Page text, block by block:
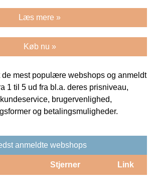
Læs mere »
Køb nu »
mest populære webshops og anmeldt
1 til 5 ud fra bl.a. deres prisniveau,
brugervenlighed,
og betalingsmuligheder.
anmeldte webshops
Stjerner Link